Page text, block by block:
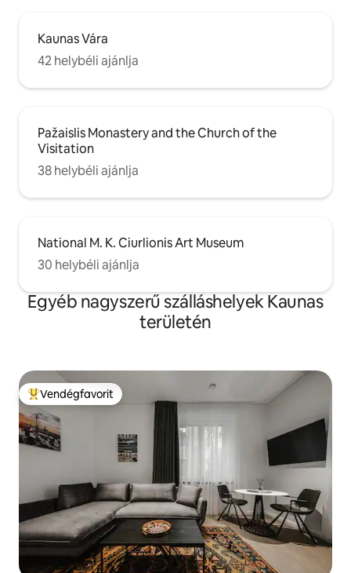
Kaunas Vára
42 helybéli ajánlja
Pažaislis Monastery and the Church of the
Visitation
38 helybéli ajánlja
National M. K. Ciurlionis Art Museum
30 helybéli ajánlja
Egyéb nagyszerű szálláshelyek Kaunas
területén
Kiemelt vendégfavorit
Vendégfavorit